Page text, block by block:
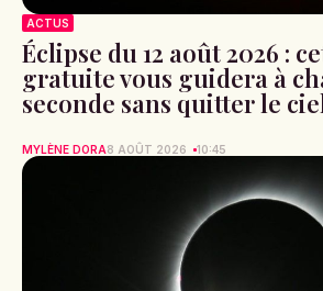
ACTUS
Éclipse du 12 août 2026 :
gratuite vous guidera à
seconde sans quitter le
MYLÈNE DORA8 AOÛT 2026 10:45